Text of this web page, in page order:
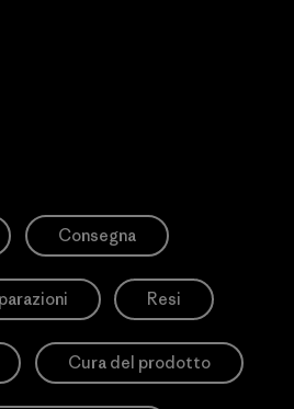
Consegna
Resi
Cura del prodotto